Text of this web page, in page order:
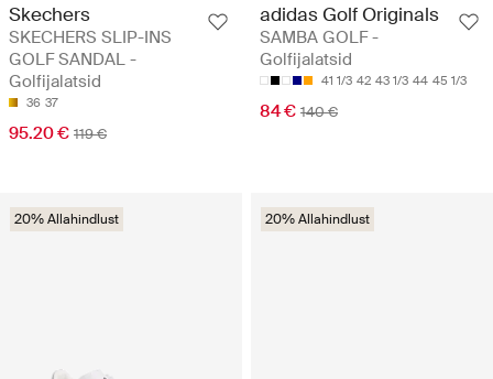
Skechers
SKECHERS SLIP-INS
GOLF SANDAL -
Golfijalatsid
36 37
95.20 € 119 €
adidas Golf Originals
SAMBA GOLF -
Golfijalatsid
41 1/3 42 43 1/3 44 45 1/3
84 € 140 €
20% Allahindlust 20% Allahindlust